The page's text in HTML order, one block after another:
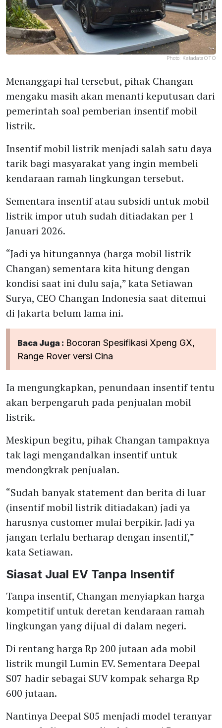
Photo: KatadataOTO
Menanggapi hal tersebut, pihak Changan
mengaku masih akan menanti keputusan dari
pemerintah soal pemberian insentif mobil
listrik.
Insentif mobil listrik menjadi salah satu daya
tarik bagi masyarakat yang ingin membeli
kendaraan ramah lingkungan tersebut.
Sementara insentif atau subsidi untuk mobil
listrik impor utuh sudah ditiadakan per 1
Januari 2026.
“Jadi ya hitungannya (harga mobil listrik
Changan) sementara kita hitung dengan
kondisi saat ini dulu saja,” kata Setiawan
Surya, CEO Changan Indonesia saat ditemui
di Jakarta belum lama ini.
Baca Juga : Bocoran Spesifikasi Xpeng GX,
Range Rover versi Cina
Ia mengungkapkan, penundaan insentif tentu
akan berpengaruh pada penjualan mobil
listrik.
Meskipun begitu, pihak Changan tampaknya
tak lagi mengandalkan insentif untuk
mendongkrak penjualan.
“Sudah banyak statement dan berita di luar
(insentif mobil listrik ditiadakan) jadi ya
harusnya customer mulai berpikir. Jadi ya
jangan terlalu berharap dengan insentif,”
kata Setiawan.
Siasat Jual EV Tanpa Insentif
Tanpa insentif, Changan menyiapkan harga
kompetitif untuk deretan kendaraan ramah
lingkungan yang dijual di dalam negeri.
Di rentang harga Rp 200 jutaan ada mobil
listrik mungil Lumin EV. Sementara Deepal
S07 hadir sebagai SUV kompak seharga Rp
600 jutaan.
Nantinya Deepal S05 menjadi model teranyar